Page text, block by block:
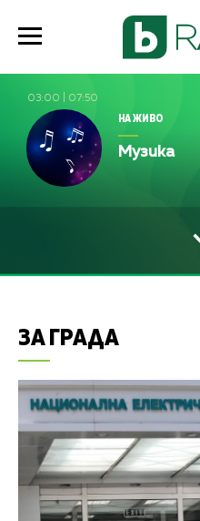
03:00 07:50
НА ЖИВО
Музика
ЗА ГРАДА